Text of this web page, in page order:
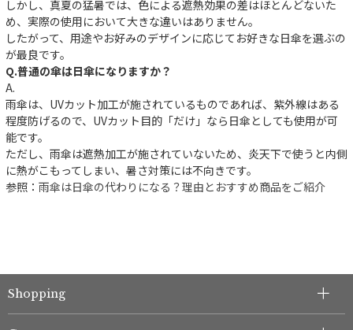
しかし、真夏の猛暑では、色による遮熱効果の差はほとんどないた
め、実際の使用において大きな違いはありません。
したがって、用途やお好みのデザインに応じてお好きな日傘を選ぶの
が最良です。
Q.普通の傘は日傘になりますか？
A.
雨傘は、UVカット加工が施されているものであれば、紫外線はある
程度防げるので、UVカット目的「だけ」なら日傘としても使用が可
能です。
ただし、雨傘は遮熱加工が施されていないため、炎天下で使うと内側
に熱がこもってしまい、暑さ対策には不向きです。
参照： 雨傘は日傘の代わりになる？理由とおすすめ商品をご紹介
Shopping